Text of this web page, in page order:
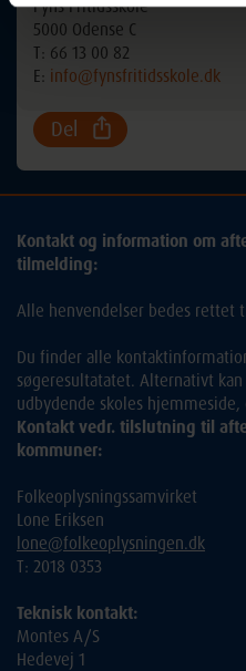
Fyns Fritidsskole
5000 Odense C
T: 66 13 00 82
E: info@fynsfritidsskole.dk
Del
Kontakt og information om
tilmelding:
Alle henvendelser bedes rettet
Du finder alle
søgeresultatatet. Alternativt
udbydende skoles
Kontakt vedr. tilslutning til
kommuner:
Folkeoplysningssamvirket
Lone Eriksen
lone@folkeoplysningen.dk
T: 2018 0353
Teknisk kontakt:
Montes A/S
Hedevej 1